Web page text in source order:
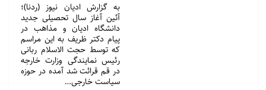
به گزارش ادیان نیوز (ردنا)؛
آئین آغاز سال تحصیلی جدید
دانشگاه ادیان و مذاهب در
پیام دکتر ظریف به این مراسم
که توسط حجت الاسلام ربانی
رئیس نمایندگی وزارت خارجه
در قم قرائت شد آمده در حوزه
سیاست خارجی…